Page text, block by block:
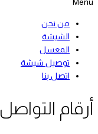
من نحن
الشيشة
المعسل
توصيل شيشة
اتصل بنا
أرقام التواصل